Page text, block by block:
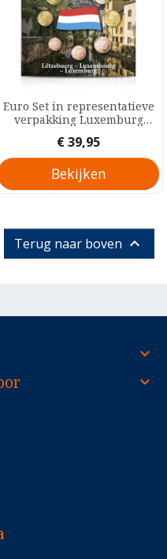
Euro Set in representatieve
verpakking Luxemburg
Prijs
€ 39,95
Bekijken
Terug naar boven 